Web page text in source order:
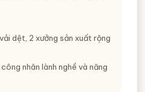
dệt, 2 xưởng sản xuất rộng
nhân lành nghề và năng